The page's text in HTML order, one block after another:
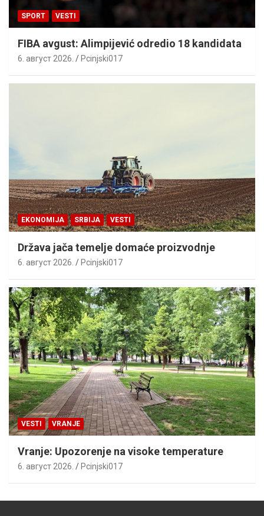
SPORT VESTI
FIBA avgust: Alimpijević odredio 18 kandidata
6. август 2026. Pcinjski017
EKONOMIJA SRBIJA VESTI
Država jača temelje domaće proizvodnje
6. август 2026. Pcinjski017
VESTI VRANJE
Vranje: Upozorenje na visoke temperature
6. август 2026. Pcinjski017